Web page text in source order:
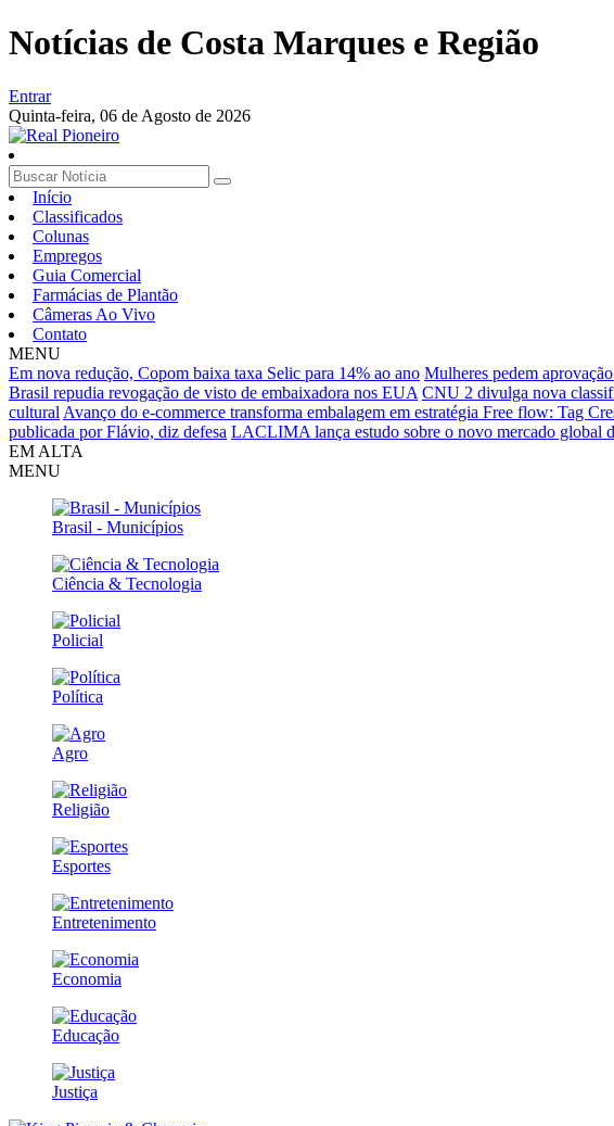
Notícias de Costa Marques e Região
Entrar
Quinta-feira, 06 de Agosto de 2026
Início
Classificados
Colunas
Empregos
Guia Comercial
Farmácias de Plantão
Câmeras Ao Vivo
Contato
MENU
Em nova redução, Copom baixa taxa Selic para 14% ao ano Mulheres pedem
Brasil repudia revogação de visto de embaixadora nos EUA CNU 2 divulga nova
cultural Avanço do e-commerce transforma embalagem em estratégia Free flow: Tag
publicada por Flávio, diz defesa LACLIMA lança estudo sobre o novo mercado global
EM ALTA
MENU
Brasil - Municípios
Ciência & Tecnologia
Policial
Política
Agro
Religião
Esportes
Entretenimento
Economia
Educação
Justiça